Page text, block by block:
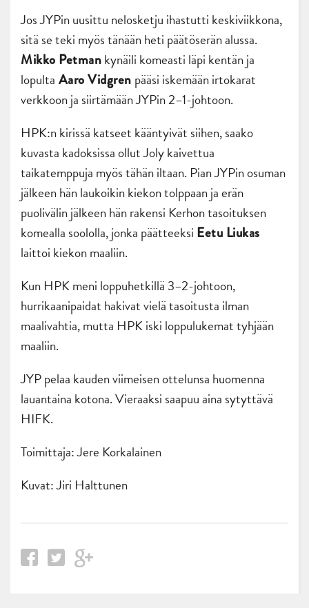
Jos JYPin uusittu nelosketju ihastutti keskiviikkona,
sitä se teki myös tänään heti päätöserän alussa.
Mikko Petmankynäili komeasti läpi kentän ja
lopulta Aaro Vidgren pääsi iskemään irtokarat
verkkoon ja siirtämään JYPin 2–1-johtoon.
HPK:n kirissä katseet kääntyivät siihen, saako
kuvasta kadoksissa ollut Joly kaivettua
taikatemppuja myös tähän iltaan. Pian JYPin osuman
jälkeen hän laukoikin kiekon tolppaan ja erän
puolivälin jälkeen hän rakensi Kerhon tasoituksen
komealla soololla, jonka päätteeksi Eetu Liukas
laittoi kiekon maaliin.
Kun HPK meni loppuhetkillä 3–2-johtoon,
hurrikaanipaidat hakivat vielä tasoitusta ilman
maalivahtia, mutta HPK iski loppulukemat tyhjään
maaliin.
JYP pelaa kauden viimeisen ottelunsa huomenna
lauantaina kotona. Vieraaksi saapuu aina sytyttävä
HIFK.
Toimittaja: Jere Korkalainen
Kuvat: Jiri Halttunen